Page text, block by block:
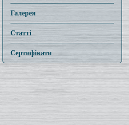
Галерея
Статті
Сертифікати